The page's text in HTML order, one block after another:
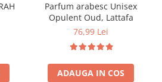
Parfum arabesc Unisex
Opulent Oud, Lattafa
76,99 Lei
ADAUGA IN COS